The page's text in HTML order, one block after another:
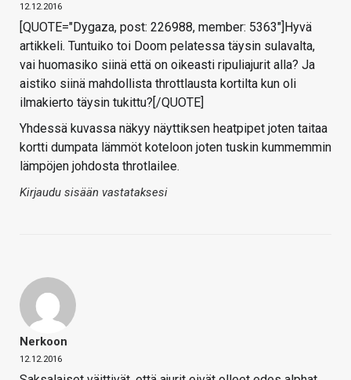
12.12.2016
[QUOTE="Dygaza, post: 226988, member: 5363"]Hyvä
artikkeli. Tuntuiko toi Doom pelatessa täysin sulavalta,
vai huomasiko siinä että on oikeasti ripuliajurit alla? Ja
aistiko siinä mahdollista throttlausta kortilta kun oli
ilmakierto täysin tukittu?[/QUOTE]
Yhdessä kuvassa näkyy näyttiksen heatpipet joten taitaa
kortti dumpata lämmöt koteloon joten tuskin kummemmin
lämpöjen johdosta throtlailee.
Kirjaudu sisään vastataksesi
Nerkoon
12.12.2016